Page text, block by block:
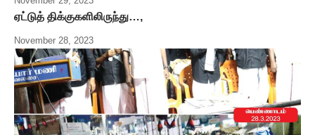
ஏட்டுத் திக்குகளிலிருந்து…,
November 28, 2023